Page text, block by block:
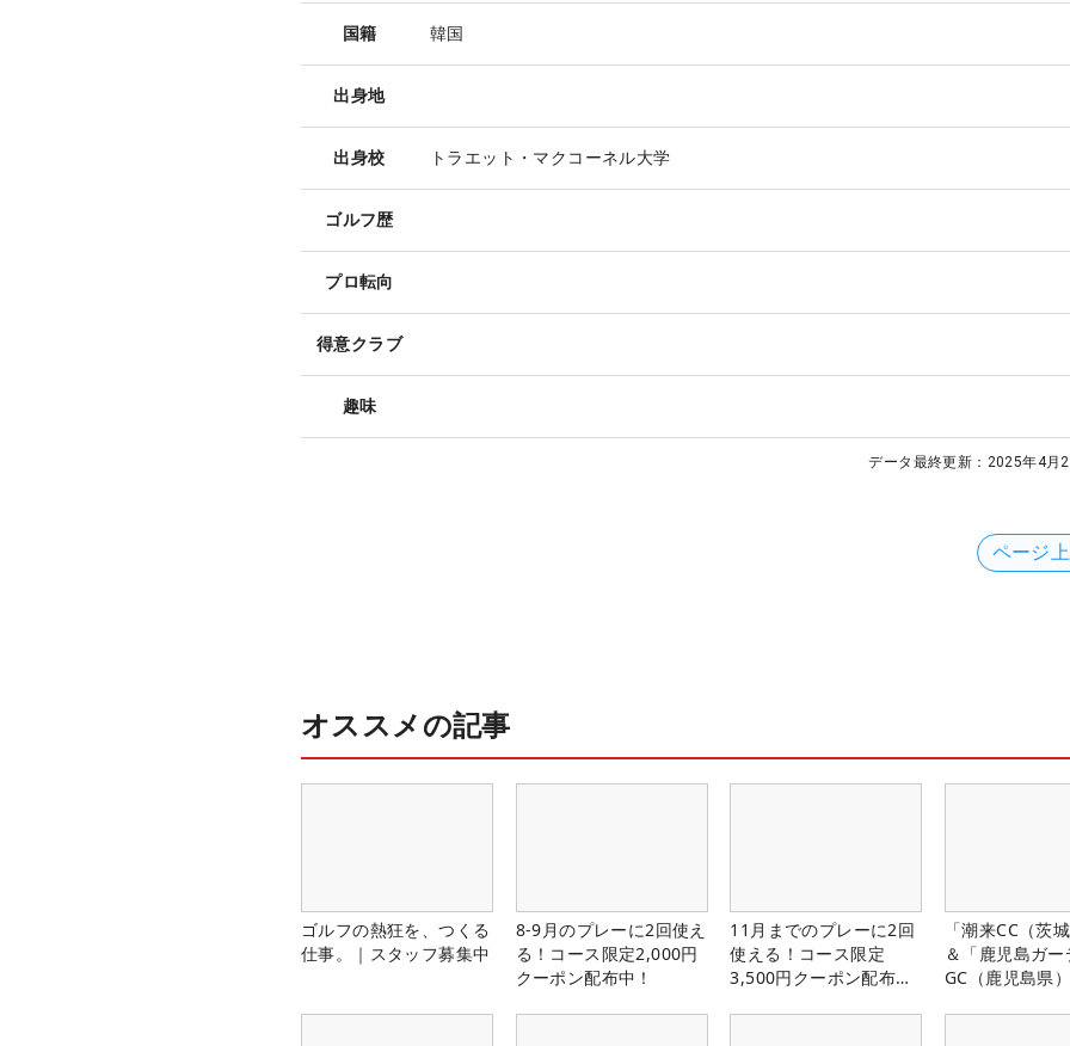
国籍 韓国
出身地
出身校 トラエット・マクコーネル大学
ゴルフ歴
プロ転向
得意クラブ
趣味
データ最終更新： 2025年4月
ページ
オススメの記事
ゴルフの熱狂を、つくる
仕事。｜スタッフ募集中
8-9月のプレーに2回使え
る！コース限定2,000円
クーポン配布中！
11月までのプレーに2回
使える！コース限定
3,500円クーポン配布
「潮来CC（茨
＆「鹿児島ガー
GC（鹿児島県